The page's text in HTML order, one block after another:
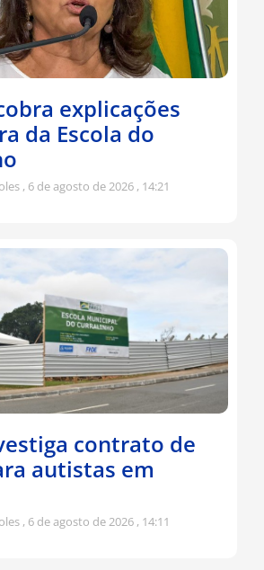
explicações
da Escola do
6 de agosto de 2026 14:21
contrato de
autistas em
6 de agosto de 2026 14:11